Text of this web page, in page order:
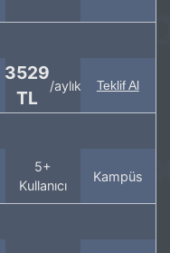
3529
TL
/aylık Teklif Al
5+
Kullanıcı
Kampüs